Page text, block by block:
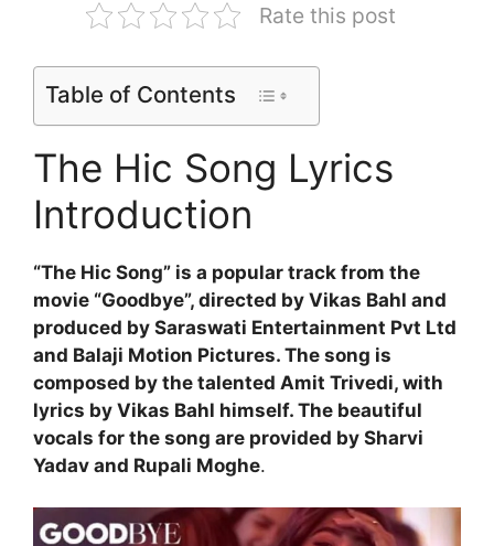
Rate this post
Table of Contents
The Hic Song Lyrics
Introduction
“The Hic Song” is a popular track from the
movie “Goodbye”, directed by Vikas Bahl and
produced by Saraswati Entertainment Pvt Ltd
and Balaji Motion Pictures. The song is
composed by the talented Amit Trivedi, with
lyrics by Vikas Bahl himself. The beautiful
vocals for the song are provided by Sharvi
Yadav and Rupali Moghe.